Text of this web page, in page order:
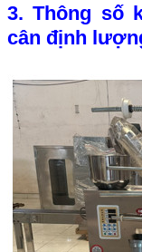
3. Thông số
cân định